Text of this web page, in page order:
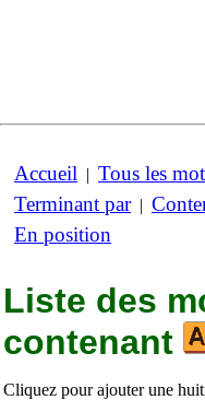
Accueil | Tous les
Terminant par|
En position
Liste des
contenant
Cliquez pour ajouter une